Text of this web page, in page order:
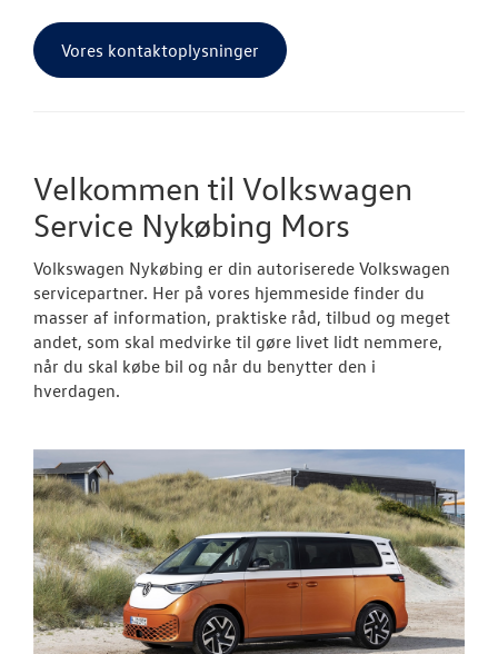
Vores kontaktoplysninger
Velkommen til Volkswagen
Service Nykøbing Mors
Volkswagen Nykøbing er din autoriserede Volkswagen
servicepartner. Her på vores hjemmeside finder du
masser af information, praktiske råd, tilbud og meget
andet, som skal medvirke til gøre livet lidt nemmere,
når du skal købe bil og når du benytter den i
hverdagen.